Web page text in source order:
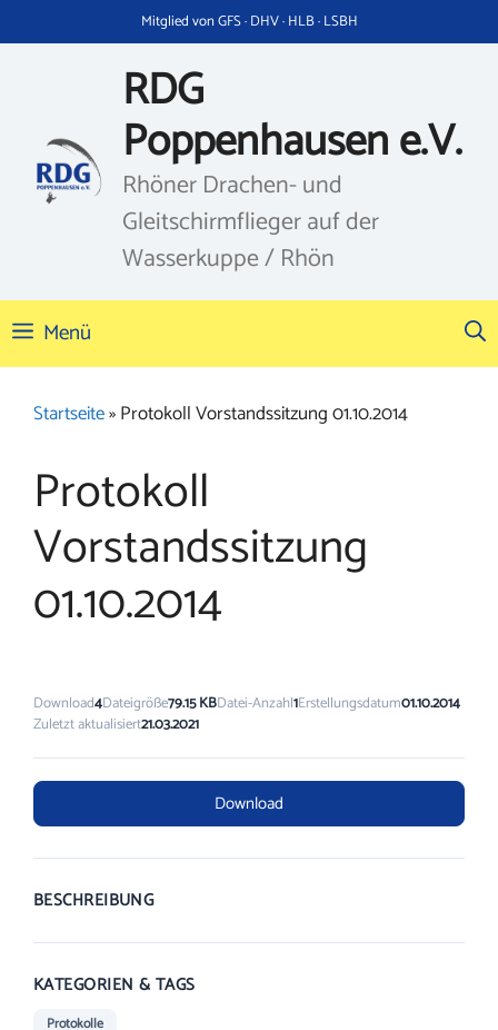
Inhalt
Mitglied von GFS · DHV · HLB · LSBH
RDG
Poppenhausen e.V.
Rhöner Drachen- und
Gleitschirmflieger auf der
Wasserkuppe / Rhön
Menü
Startseite»Protokoll Vorstandssitzung 01.10.2014
Protokoll
Vorstandssitzung
01.10.2014
Download4Dateigröße79.15 KBDatei-Anzahl1Erstellungsdatum01.10.2014
Zuletzt aktualisiert21.03.2021
Download
BESCHREIBUNG
KATEGORIEN & TAGS
Protokolle